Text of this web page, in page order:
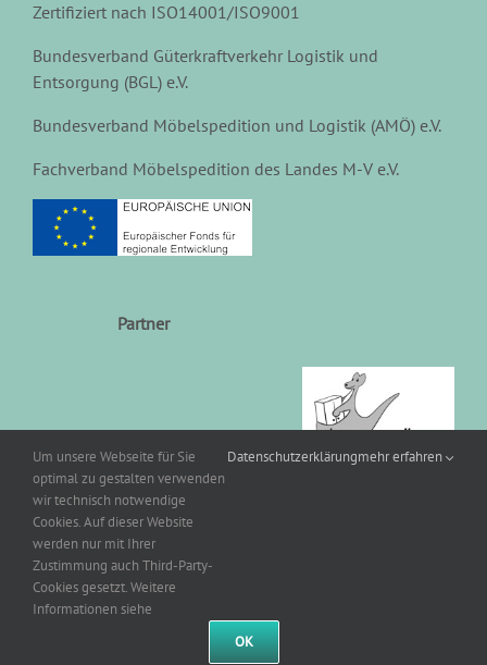
Zertifiziert nach ISO14001/ISO9001
Bundesverband Güterkraftverkehr Logistik und
Entsorgung (BGL) e.V.
Bundesverband Möbelspedition und Logistik (AMÖ) e.V.
Fachverband Möbelspedition des Landes M-V e.V.
Partner
© 2013-2026 | Friedrich Kruse Möbelspedition GmbH
Um unsere Webseite für Sie
optimal zu gestalten verwenden
wir technisch notwendige
Cookies. Auf dieser Website
werden nur mit Ihrer
Zustimmung auch Third-Party-
Cookies gesetzt. Weitere
Informationen siehe
Datenschutzerklärungmehr erfahren
OK